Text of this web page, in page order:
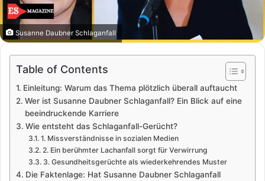
Susanne Daubner Schlaganfall
Table of Contents
Einleitung: Warum das Thema plötzlich überall auftaucht
Wer ist Susanne Daubner Schlaganfall? Ein Blick auf eine
beeindruckende Karriere
Wie entsteht das Schlaganfall-Gerücht?
1. Missverständnisse in sozialen Medien
2. Ein berühmter Lachanfall sorgt für Verwirrung
3. Gesundheitsgerüchte als wiederkehrendes Muster
Die Faktenlage: Hat Susanne Daubner Schlaganfall